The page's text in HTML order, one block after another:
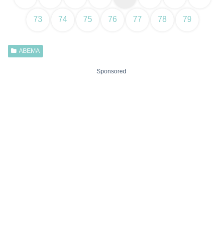
73 74 75 76 77 78 79
ABEMA
Sponsored